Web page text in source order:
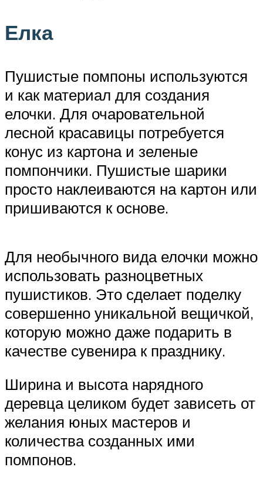
Елка
Пушистые помпоны используются
и как материал для создания
елочки. Для очаровательной
лесной красавицы потребуется
конус из картона и зеленые
помпончики. Пушистые шарики
просто наклеиваются на картон или
пришиваются к основе.
Для необычного вида елочки можно
использовать разноцветных
пушистиков. Это сделает поделку
совершенно уникальной вещичкой,
которую можно даже подарить в
качестве сувенира к празднику.
Ширина и высота нарядного
деревца целиком будет зависеть от
желания юных мастеров и
количества созданных ими
помпонов.